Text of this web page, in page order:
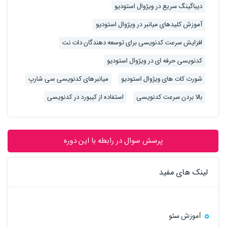
دیباگینگ سریع در ویژوال استودیو
آموزش کلیدهای میانبر در ویژوال استودیو
افزایش سرعت کدنویسی برای توسعه دهندگان دات نت
کدنویسی حرفه ای در ویژوال استودیو
شورت کات های ویژوال استودیو
میانبرهای کدنویسی سی شارپ
بالا بردن سرعت کدنویسی
استفاده از کیبورد در کدنویسی
پرسش سوال در رابطه با این دوره
لینک های مفید
آموزش سئو